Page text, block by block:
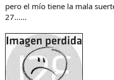
pero el mío tiene la mala
27......